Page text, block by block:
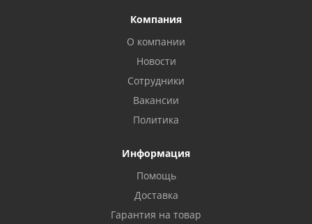
Компания
О компании
Новости
Сотрудники
Вакансии
Политика
Информация
Помощь
Доставка
Гарантия на товар